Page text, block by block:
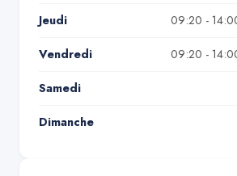
Jeudi 09:20 -
Vendredi 09:20 -
Samedi
Dimanche